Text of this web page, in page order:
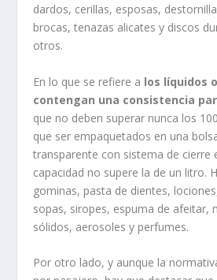
dardos, cerillas, esposas,
brocas, tenazas alicates y discos
otros.
En lo que se refiere a los líquidos
contengan una consistencia
que no deben superar nunca los
que ser empaquetados en una
transparente con sistema de cierre
capacidad no supere la de un litro.
gominas, pasta de dientes,
sopas, siropes, espuma de afeitar,
sólidos, aerosoles y perfumes.
Por otro lado, y aunque la